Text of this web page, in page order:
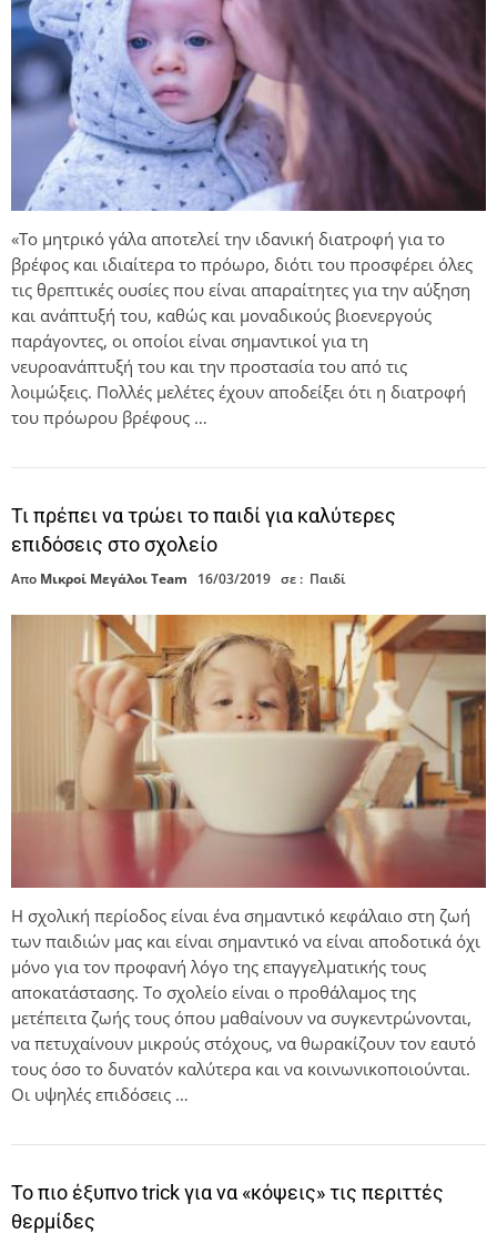
«Το μητρικό γάλα αποτελεί την ιδανική διατροφή για το
βρέφος και ιδιαίτερα το πρόωρο, διότι του προσφέρει όλες
τις θρεπτικές ουσίες που είναι απαραίτητες για την αύξηση
και ανάπτυξή του, καθώς και μοναδικούς βιοενεργούς
παράγοντες, οι οποίοι είναι σημαντικοί για τη
νευροανάπτυξή του και την προστασία του από τις
λοιμώξεις. Πολλές μελέτες έχουν αποδείξει ότι η διατροφή
του πρόωρου βρέφους …
Τι πρέπει να τρώει το παιδί για καλύτερες
επιδόσεις στο σχολείο
Απο Μικροί Μεγάλοι Team 16/03/2019 σε : Παιδί
Η σχολική περίοδος είναι ένα σημαντικό κεφάλαιο στη ζωή
των παιδιών μας και είναι σημαντικό να είναι αποδοτικά όχι
μόνο για τον προφανή λόγο της επαγγελματικής τους
αποκατάστασης. Το σχολείο είναι ο προθάλαμος της
μετέπειτα ζωής τους όπου μαθαίνουν να συγκεντρώνονται,
να πετυχαίνουν μικρούς στόχους, να θωρακίζουν τον εαυτό
τους όσο το δυνατόν καλύτερα και να κοινωνικοποιούνται.
Οι υψηλές επιδόσεις …
Το πιο έξυπνο trick για να «κόψεις» τις περιττές
θερμίδες